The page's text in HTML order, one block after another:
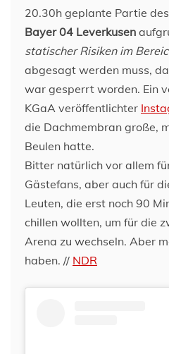
20.30h geplante Partie des
Bayer 04 Leverkusen
statischer Risiken im
abgesagt werden muss,
war gesperrt worden. Ein
KGaA veröffentlichter
die Dachmembran große,
Beulen hatte.
Bitter natürlich vor allem
Gästefans, aber auch für
Leuten, die erst noch 90
chillen wollten, um für die
Arena zu wechseln. Aber
haben. // NDR